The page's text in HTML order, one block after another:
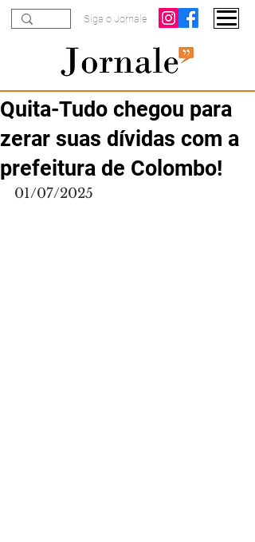
Siga o Jornale
Quita-Tudo chegou para
zerar suas dívidas com a
prefeitura de Colombo!
01/07/2025